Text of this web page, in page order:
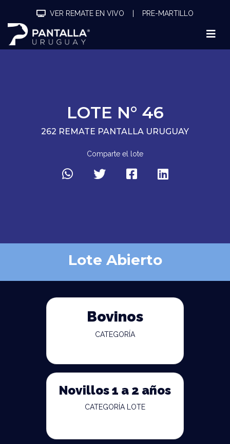
VER REMATE EN VIVO PRE-MARTILLO
LOTE N° 46
262 REMATE PANTALLA URUGUAY
Comparte el lote
Lote Abierto
Bovinos
CATEGORÍA
Novillos 1 a 2 años
CATEGORÍA LOTE